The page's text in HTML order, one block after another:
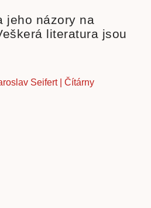
jeho názory na
literatura jsou